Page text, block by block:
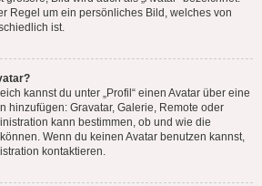
Regel um ein persönliches Bild, welches von
ist.
kannst du unter „Profil“ einen Avatar über eine
hinzufügen: Gravatar, Galerie, Remote oder
kann bestimmen, ob und wie die
Wenn du keinen Avatar benutzen kannst,
kontaktieren.